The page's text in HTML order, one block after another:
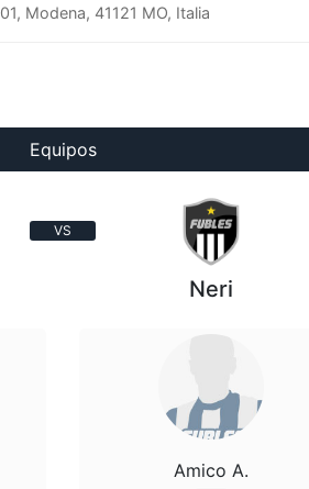
Modena, 41121 MO, Italia
Equipos
VS
Neri
Amico A.